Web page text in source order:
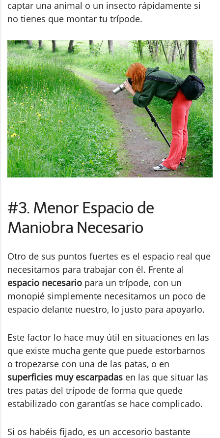
captar una animal o un insecto rápidamente si
no tienes que montar tu trípode.
#3. Menor Espacio de
Maniobra Necesario
Otro de sus puntos fuertes es el espacio real que
necesitamos para trabajar con él. Frente al
espacio necesario para un trípode, con un
monopié simplemente necesitamos un poco de
espacio delante nuestro, lo justo para apoyarlo.
Este factor lo hace muy útil en situaciones en las
que existe mucha gente que puede estorbarnos
o tropezarse con una de las patas, o en
superficies muy escarpadas en las que situar las
tres patas del trípode de forma que quede
estabilizado con garantías se hace complicado.
Si os habéis fijado, es un accesorio bastante